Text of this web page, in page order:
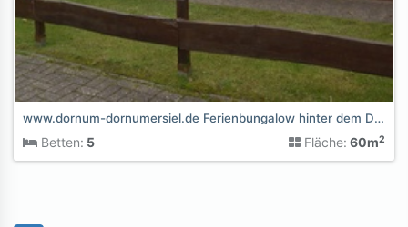
www.dornum-dornumersiel.de Ferienbungalow hinter dem Deich
Betten: 5 Fläche: 60m2